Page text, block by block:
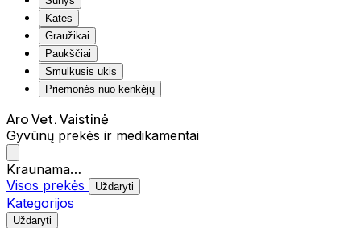
Katės
Graužikai
Paukščiai
Smulkusis ūkis
Priemonės nuo kenkėjų
Aro Vet. Vaistinė
Gyvūnų prekės ir medikamentai
Kraunama…
Visos prekės
Uždaryti
Kategorijos
Uždaryti